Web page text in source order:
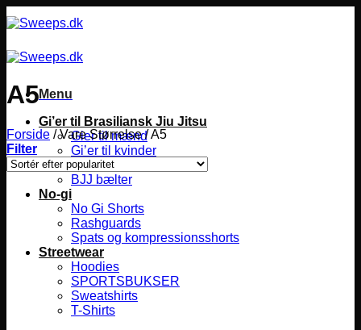
til
Menu
Gi’er til Brasiliansk Jiu Jitsu
Gier til mænd
Gi’er til kvinder
Gier til børn
BJJ bælter
No-gi
No Gi Shorts
Rashguards
Spats og kompressionsshorts
Streetwear
Hoodies
SPORTSBUKSER
Sweatshirts
T-Shirts
A5
Forside /Vare Størrelse/A5
Filter